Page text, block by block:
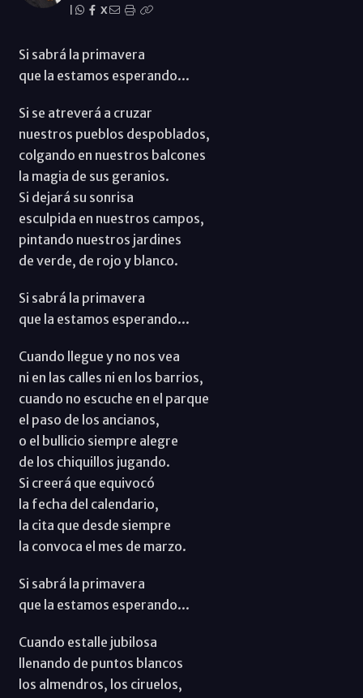
X
Si sabrá la primavera
que la estamos esperando...
Si se atreverá a cruzar
nuestros pueblos despoblados,
colgando en nuestros balcones
la magia de sus geranios.
Si dejará su sonrisa
esculpida en nuestros campos,
pintando nuestros jardines
de verde, de rojo y blanco.
Si sabrá la primavera
que la estamos esperando...
Cuando llegue y no nos vea
ni en las calles ni en los barrios,
cuando no escuche en el parque
el paso de los ancianos,
o el bullicio siempre alegre
de los chiquillos jugando.
Si creerá que equivocó
la fecha del calendario,
la cita que desde siempre
la convoca el mes de marzo.
Si sabrá la primavera
que la estamos esperando...
Cuando estalle jubilosa
llenando de puntos blancos
los almendros, los ciruelos,